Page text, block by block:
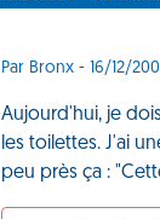
Par Bronx - 16/12/
Aujourd'hui, je
les toilettes. J'ai
peu près ça :